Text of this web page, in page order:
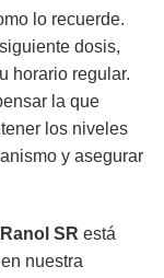
lo recuerde.
dosis,
horario regular.
la que
los niveles
y asegurar
Ranol SR está
nuestra